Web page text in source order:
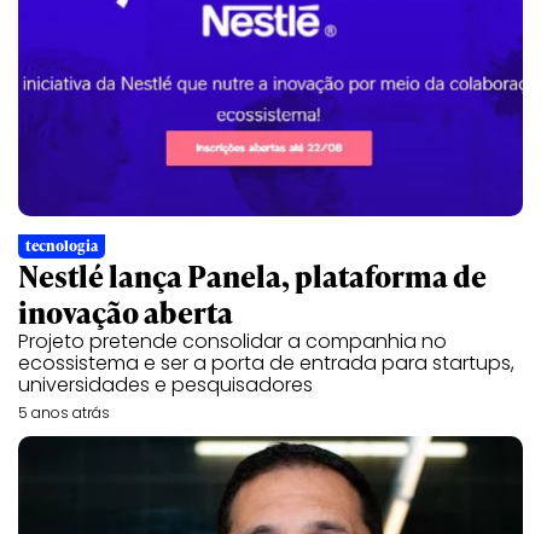
tecnologia
Nestlé lança Panela, plataforma de
inovação aberta
Projeto pretende consolidar a companhia no
ecossistema e ser a porta de entrada para startups,
universidades e pesquisadores
5 anos atrás